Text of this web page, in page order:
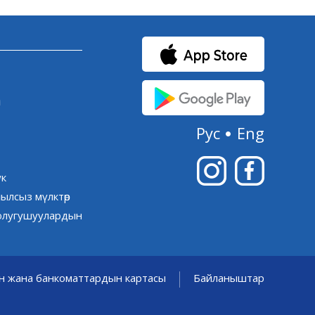
мүлктөр
Eng
Рус
Байланыштар
банкоматтардын картасы